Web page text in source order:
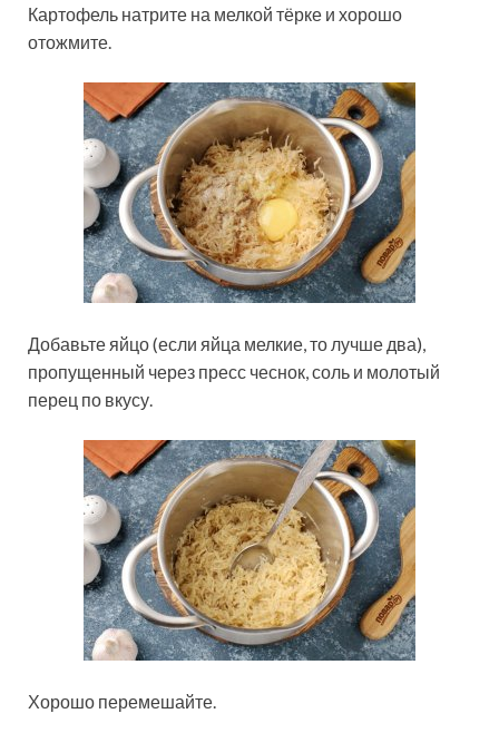
Картофель натрите на мелкой тёрке и хорошо
отожмите.
Добавьте яйцо (если яйца мелкие, то лучше два),
пропущенный через пресс чеснок, соль и молотый
перец по вкусу.
Хорошо перемешайте.